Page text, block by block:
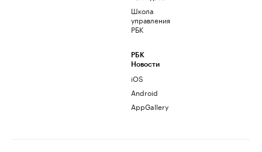
Школа
управления
РБК
РБК
Новости
iOS
Android
AppGallery